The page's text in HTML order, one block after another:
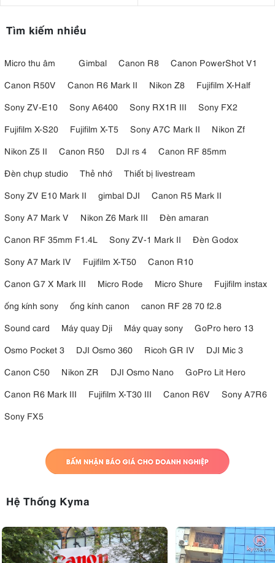
Tìm kiếm nhiều
Micro thu âm Gimbal Canon R8
Canon PowerShot V1
Canon R50V
Canon R6 Mark II Nikon Z8
Fujifilm X-Half
Sony ZV-E10
Sony A6400 Sony RX1R III
Sony FX2
Fujifilm X-S20
Fujifilm X-T5 Sony A7C Mark II
Nikon Zf
Nikon Z5 II
Canon R50 DJI rs 4
Canon RF 85mm
Đèn chụp studio
Thẻ nhớ
Thiết bị livestream
Sony ZV E10 Mark II
gimbal DJI
Canon R5 Mark II
Sony A7 Mark V
Nikon Z6 Mark III
Đèn amaran
Canon RF 35mm F1.4L
Sony ZV-1 Mark II
Đèn Godox
Sony A7 Mark IV
Fujifilm X-T50
Canon R10
Canon G7 X Mark III
Micro Rode Micro Shure
Fujifilm instax
ống kính sony
ống kính canon
canon RF 28 70 f2.8
Sound card
Máy quay Dji Máy quay sony
GoPro hero 13
Osmo Pocket 3
DJI Osmo 360 Ricoh GR IV
DJI Mic 3
Canon C50
Nikon ZR DJI Osmo Nano
GoPro Lit Hero
Canon R6 Mark III
Fujifilm X-T30 III Canon R6V
Sony A7R6
Sony FX5
Hệ Thống Kyma